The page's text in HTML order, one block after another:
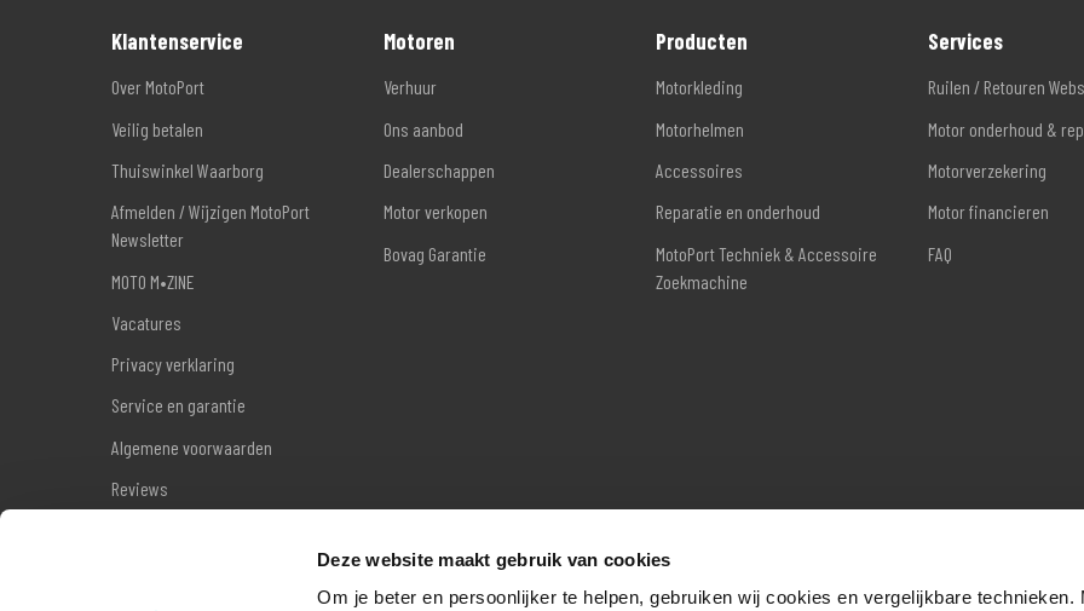
Deze website maakt gebruik van cookies
Om je beter en persoonlijker te helpen, gebruiken wij cookies en vergelijkbare technieken.
Klantenservice
Over MotoPort
Veilig betalen
Thuiswinkel Waarborg
Afmelden / Wijzigen MotoPort
Newsletter
MOTO M•ZINE
Vacatures
Privacy verklaring
Service en garantie
Algemene voorwaarden
Reviews
Motoren
Verhuur
Ons aanbod
Dealerschappen
Motor verkopen
Bovag Garantie
Producten
Motorkleding
Motorhelmen
Accessoires
Reparatie en onderhoud
MotoPort Techniek & Accessoire
Zoekmachine
Services
Ruilen / Retouren
Motor onderhoud &
Motorverzekering
Motor financieren
FAQ